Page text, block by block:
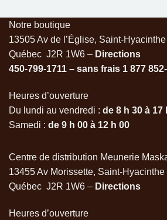
Notre boutique
13505 Av de l’Église, Saint-Hyacinthe
Québec J2R 1W6 – Directions
450-799-1711 – sans frais 1 877
Heures d’ouverture
Du lundi au vendredi : de 8 h 30 à 17
Samedi : de 9 h 00 à 12 h 00
Centre de distribution Meunerie
13455 Av Morissette, Saint-Hyacinthe
Québec J2R 1W6 – Directions
Heures d’ouverture